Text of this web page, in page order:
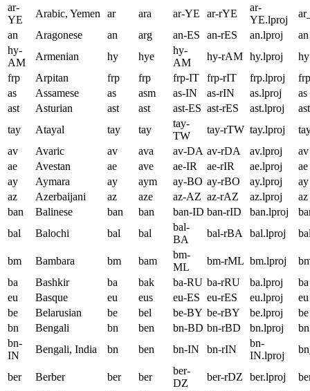
ar-
YE
Arabic, Yemen ar ara ar-YE ar-rYE
ar-
YE.lproj
an
Aragonese an arg an-ES an-rES an.lproj
an
hy-
AM
Armenian hy hye
hy-
AM
hy-rAM hy.lproj
hy
frp
Arpitan frp frp frp-IT frp-rIT frp.lproj
frp
as
Assamese as asm as-IN as-rIN as.lproj
as
ast
Asturian ast ast ast-ES ast-rES ast.lproj
ast
tay
Atayal tay tay
tay-
TW
tay-rTW tay.lproj
av
Avaric av ava av-DA av-rDA av.lproj
av
ae
Avestan ae ave ae-IR ae-rIR ae.lproj
ae
ay
Aymara ay aym ay-BO ay-rBO ay.lproj
ay
az
Azerbaijani az aze az-AZ az-rAZ az.lproj
az
ban
Balinese ban ban ban-ID ban-rID ban.lproj
bal
Balochi bal bal
bal-
BA
bal-rBA bal.lproj
bm Bambara bm bam
bm-
ML
bm-rML bm.lproj
ba
Bashkir ba bak ba-RU ba-rRU ba.lproj
ba
eu
Basque eu eus eu-ES eu-rES eu.lproj
eu
be
Belarusian be bel be-BY be-rBY be.lproj
be
bn
Bengali bn ben bn-BD bn-rBD bn.lproj
bn
bn-
IN
Bengali, India bn ben bn-IN bn-rIN
bn-
IN.lproj
ber Berber ber ber
ber-
DZ
ber-rDZ ber.lproj